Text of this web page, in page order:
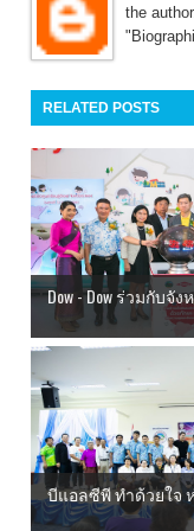
the
RELATED POSTS
Dow - Dow ร่วมกับจั
บีแอลซีพี ทำด้วยใจ